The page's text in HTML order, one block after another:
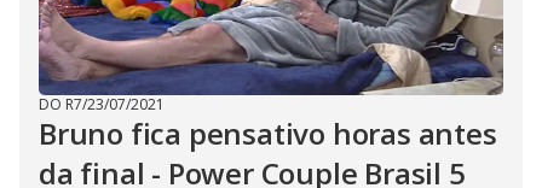
DO R7/23/07/2021
Bruno fica pensativo horas antes
da final - Power Couple Brasil 5